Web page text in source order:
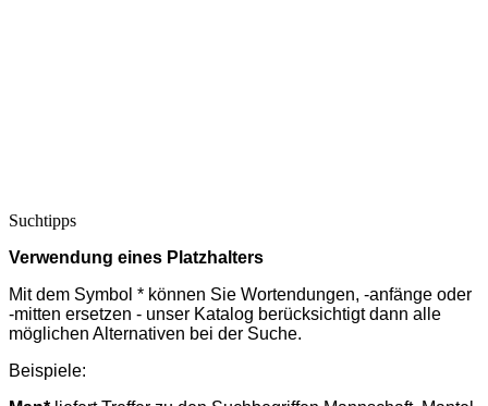
Suchtipps
Verwendung eines Platzhalters
Mit dem Symbol * können Sie Wortendungen, -anfänge oder
-mitten ersetzen - unser Katalog berücksichtigt dann alle
möglichen Alternativen bei der Suche.
Beispiele: